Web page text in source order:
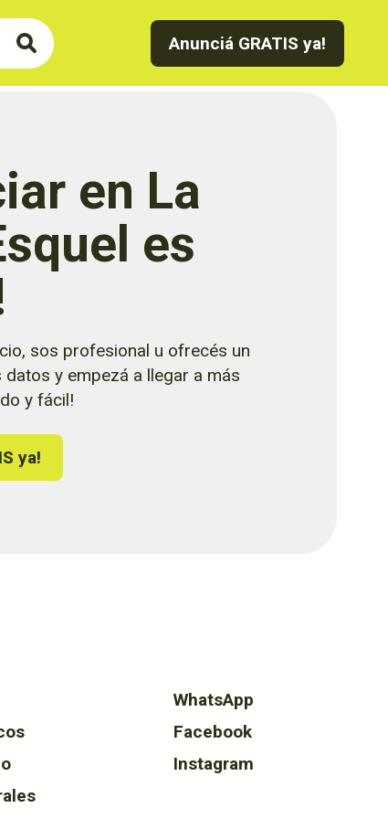
Anunciá GRATIS ya!
en La
es
sos profesional u ofrecés un
y empezá a llegar a más
y fácil!
ya!
WhatsApp
Facebook
Instagram